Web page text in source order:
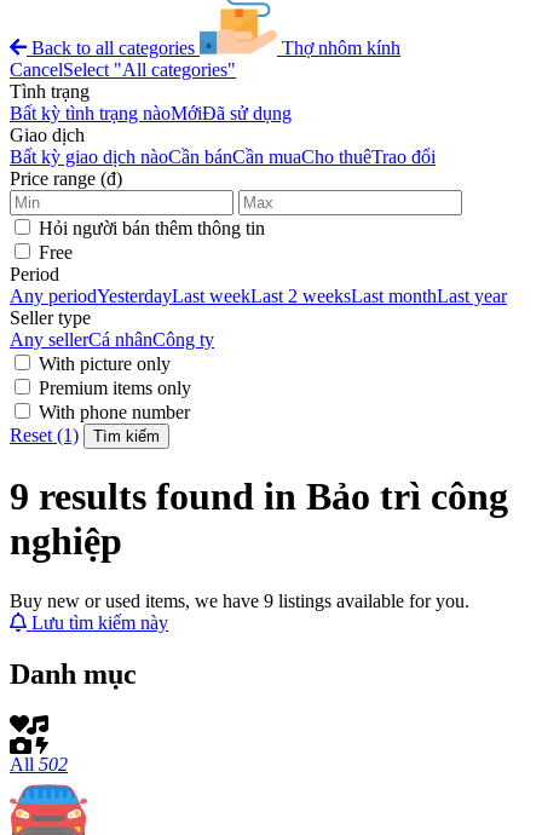
Back to all categories
Thợ nhôm kính
CancelSelect "All categories"
Tình trạng
Bất kỳ tình trạng nàoMớiĐã sử dụng
Giao dịch
Bất kỳ giao dịch nàoCần bánCần muaCho thuêTrao đổi
Price range (đ)
Hỏi người bán thêm thông tin
Free
Period
Any periodYesterdayLast weekLast 2 weeksLast monthLast year
Seller type
Any sellerCá nhânCông ty
With picture only
Premium items only
With phone number
Reset (1)
Tìm kiếm
9 results found in Bảo trì công
nghiệp
Buy new or used items, we have 9 listings available for you.
Lưu tìm kiếm này
Danh mục
All 502